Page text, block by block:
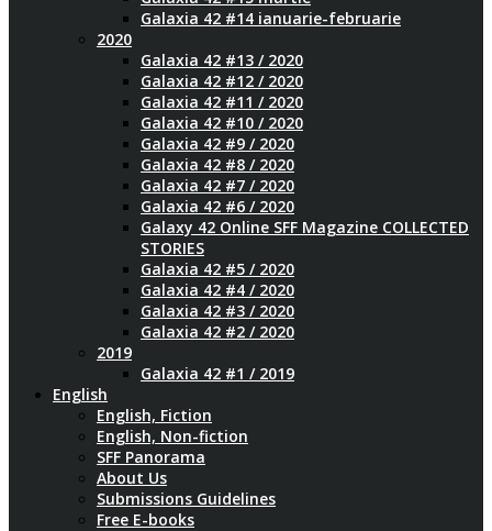
Galaxia 42 #14 ianuarie-februarie
2020
Galaxia 42 #13 / 2020
Galaxia 42 #12 / 2020
Galaxia 42 #11 / 2020
Galaxia 42 #10 / 2020
Galaxia 42 #9 / 2020
Galaxia 42 #8 / 2020
Galaxia 42 #7 / 2020
Galaxia 42 #6 / 2020
Galaxy 42 Online SFF Magazine COLLECTED
STORIES
Galaxia 42 #5 / 2020
Galaxia 42 #4 / 2020
Galaxia 42 #3 / 2020
Galaxia 42 #2 / 2020
2019
Galaxia 42 #1 / 2019
English
English, Fiction
English, Non-fiction
SFF Panorama
About Us
Submissions Guidelines
Free E-books